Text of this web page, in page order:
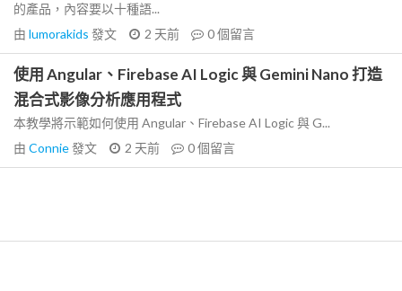
的產品，內容要以十種語...
由 lumorakids 發文 2 天前 0個留言
使用 Angular、Firebase AI Logic 與 Gemini Nano 打造
混合式影像分析應用程式
本教學將示範如何使用 Angular、Firebase AI Logic 與 G...
由 Connie發文 2 天前 0個留言